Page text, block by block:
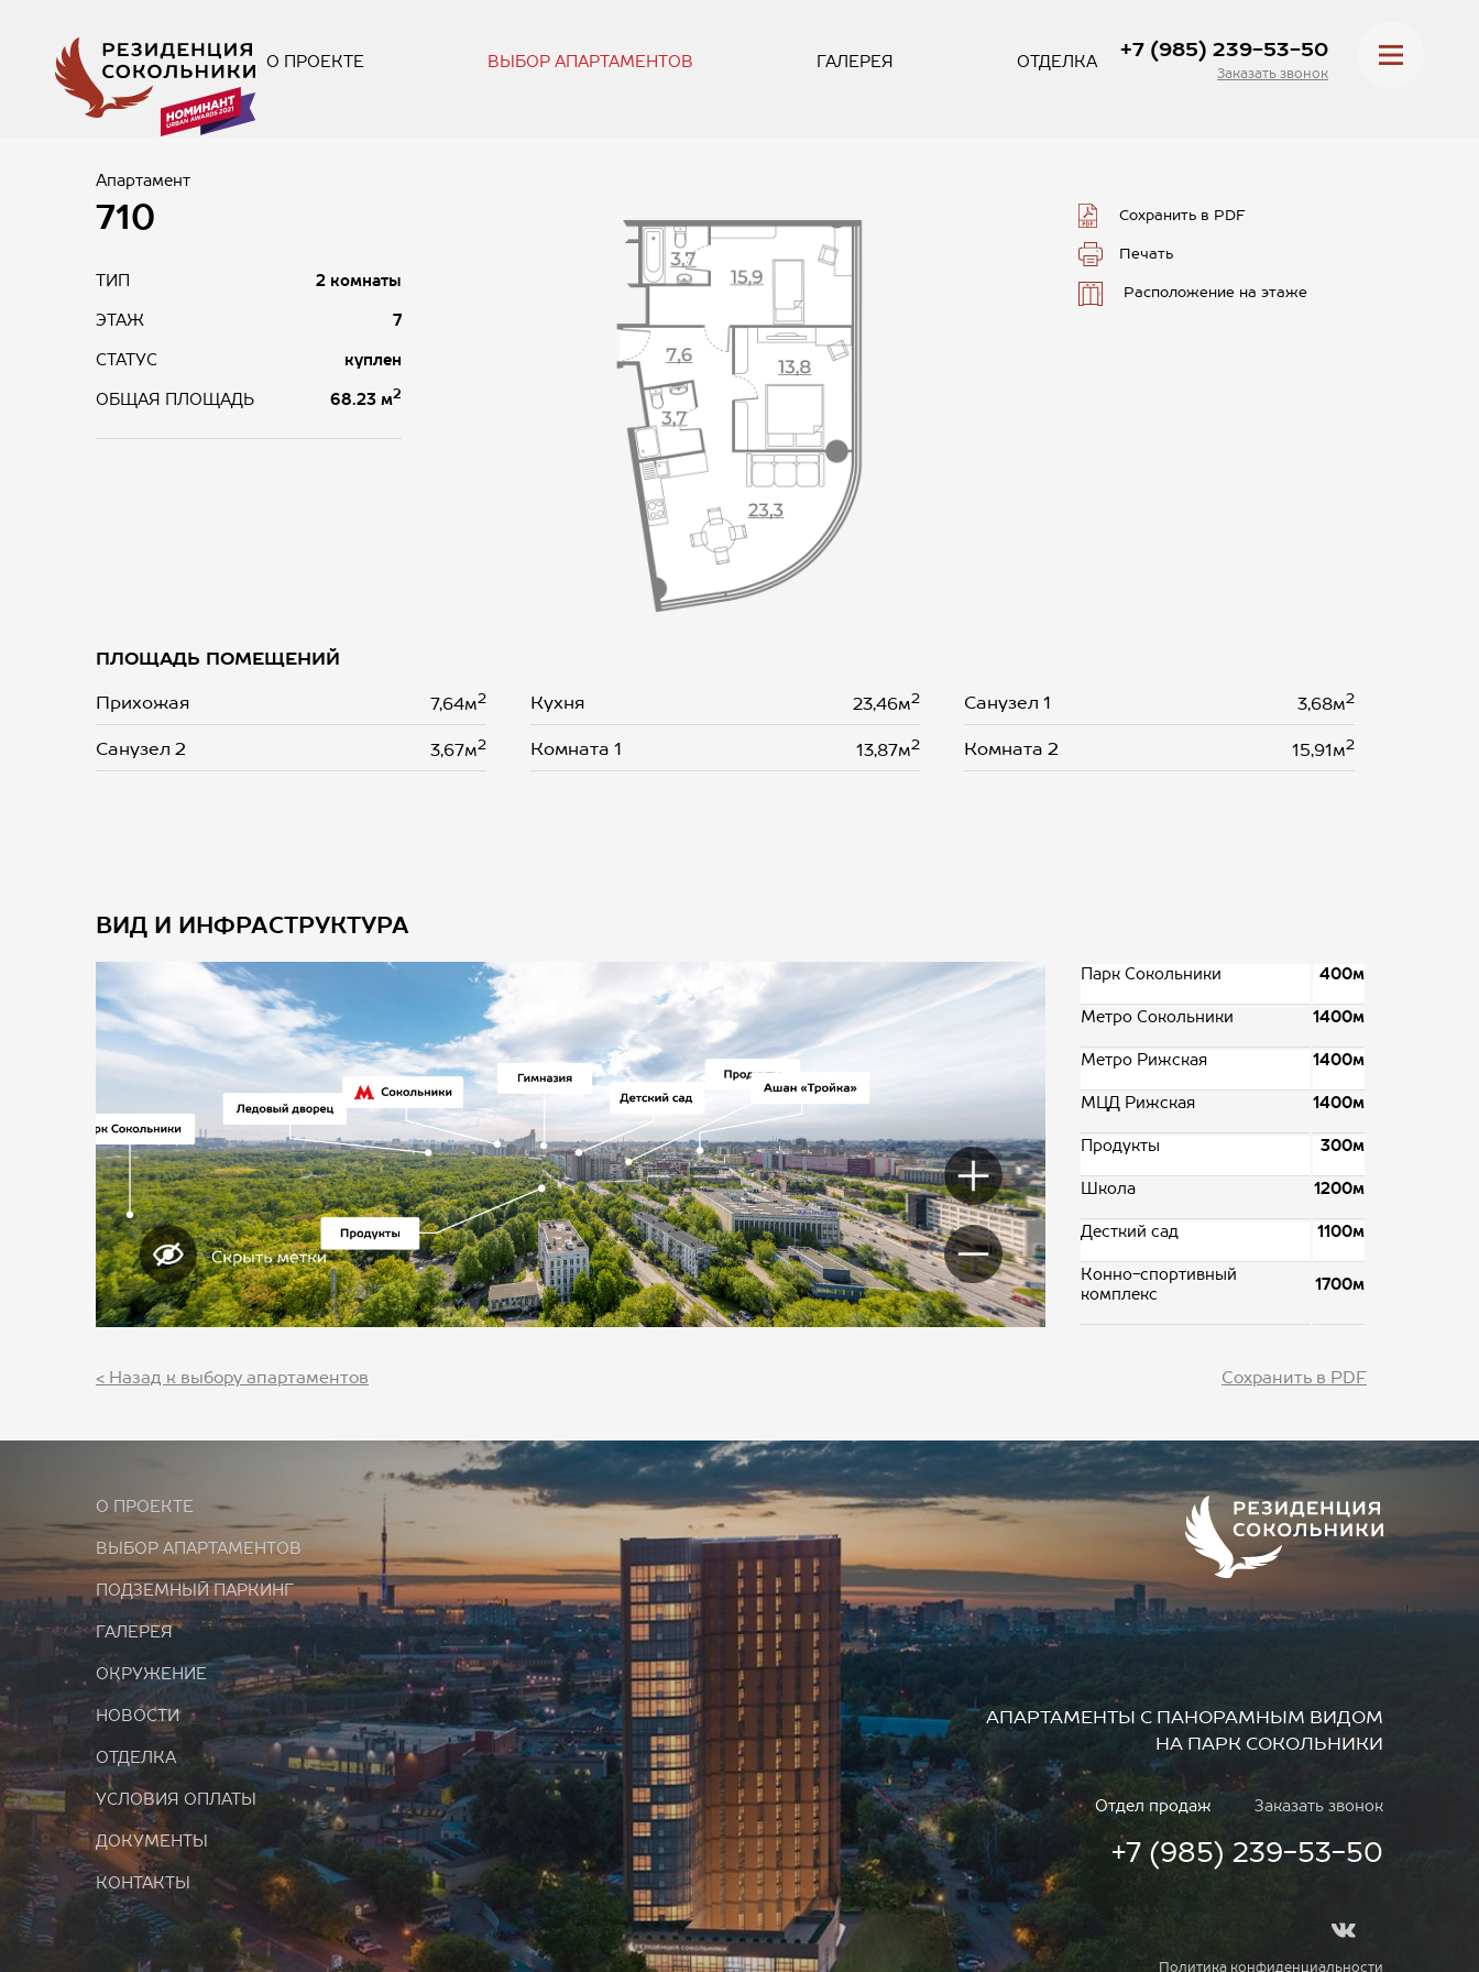
О ПРОЕКТЕ ВЫБОР АПАРТАМЕНТОВ ГАЛЕРЕЯ ОТДЕЛКА
+7 (985) 239-53-50
Заказать звонок
Апартамент
710
ТИП 2 комнаты
ЭТАЖ 7
СТАТУС куплен
ОБЩАЯ ПЛОЩАДЬ 68.23 м2
Сохранить в PDF
Печать
Расположение на этаже
ПЛОЩАДЬ ПОМЕЩЕНИЙ
Прихожая 7,64м2 Кухня 23,46м2 Санузел 1 3,68м2
Санузел 2 3,67м2 Комната 1 13,87м2 Комната 2 15,91м2
ВИД И ИНФРАСТРУКТУРА
Парк Сокольники 400м
Метро Сокольники 1400м
Метро Рижская 1400м
МЦД Рижская 1400м
Продукты 300м
Школа 1200м
Десткий сад 1100м
Конно-спортивный
комплекс
1700м
< Назад к выбору апартаментов Сохранить в PDF
О ПРОЕКТЕ
ВЫБОР АПАРТАМЕНТОВ
ПОДЗЕМНЫЙ ПАРКИНГ
ГАЛЕРЕЯ
ОКРУЖЕНИЕ
НОВОСТИ
ОТДЕЛКА
УСЛОВИЯ ОПЛАТЫ
ДОКУМЕНТЫ
КОНТАКТЫ
АПАРТАМЕНТЫ С ПАНОРАМНЫМ ВИДОМ
НА ПАРК СОКОЛЬНИКИ
Отдел продаж Заказать звонок
+7 (985) 239-53-50
Политика конфиденциальности